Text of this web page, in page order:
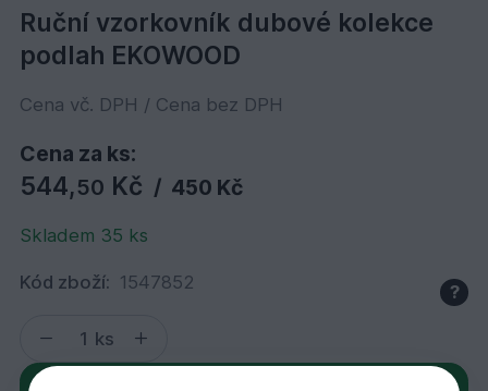
Ruční vzorkovník dubové kolekce
podlah EKOWOOD
Cena vč. DPH / Cena bez DPH
Cena za ks:
544,50 Kč / 450 Kč
Skladem 35 ks
Kód zboží: 1547852 ?
ks